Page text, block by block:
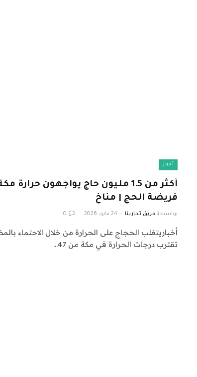
أخبار
أكثر من 1.5 مليون حاج يواجهون
فريضة الحج | مناخ
بواسطة فريق تجاربنا 24 مايو، 2026 0
أخباريتغلب الحجاج على الحرارة من خلال الاحتماء
تقترب درجات الحرارة في مكة من 47…